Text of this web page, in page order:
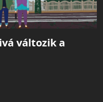
változik a